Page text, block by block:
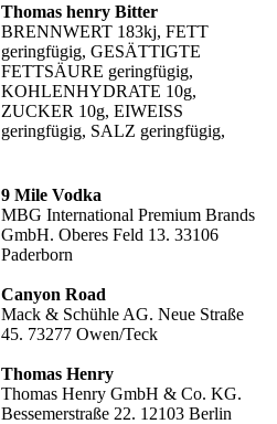
Thomas henry Bitter
BRENNWERT 183kj, FETT
geringfügig, GESÄTTIGTE
FETTSÄURE geringfügig,
KOHLENHYDRATE 10g,
ZUCKER 10g, EIWEISS
geringfügig, SALZ geringfügig,
9 Mile Vodka
MBG International Premium Brands
GmbH. Oberes Feld 13. 33106
Paderborn
Canyon Road
Mack & Schühle AG. Neue Straße
45. 73277 Owen/Teck
Thomas Henry
Thomas Henry GmbH & Co. KG.
Bessemerstraße 22. 12103 Berlin